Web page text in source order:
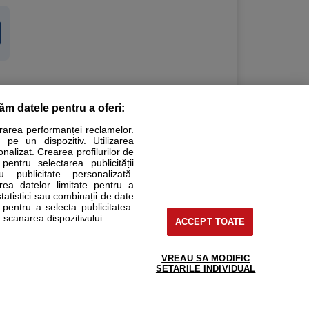
Ele nu pot substitui consultul medical direct si
fie medicul Dvs., fie unul dintre medicii pe care
pacient
support@sfatulmedicului.ro
0374 109 268
datele pentru a oferi:
performanței reclamelor.
pe un dispozitiv. Utilizarea
Crearea profilurilor de
selectarea publicității
publicitate personalizată.
datelor limitate pentru a
sau combinații de date
a selecta publicitatea.
dispozitivului.
ACCEPT TOATE
VREAU SA MODIFIC
SETARILE INDIVIDUAL